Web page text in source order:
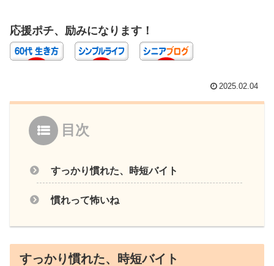
応援ポチ、励みになります！
2025.02.04
目次
すっかり慣れた、時短バイト
慣れって怖いね
すっかり慣れた、時短バイト